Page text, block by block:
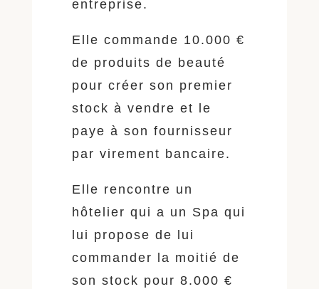
entreprise.
Elle commande 10.000 €
de produits de beauté
pour créer son premier
stock à vendre et le
paye à son fournisseur
par virement bancaire.
Elle rencontre un
hôtelier qui a un Spa qui
lui propose de lui
commander la moitié de
son stock pour 8.000 €